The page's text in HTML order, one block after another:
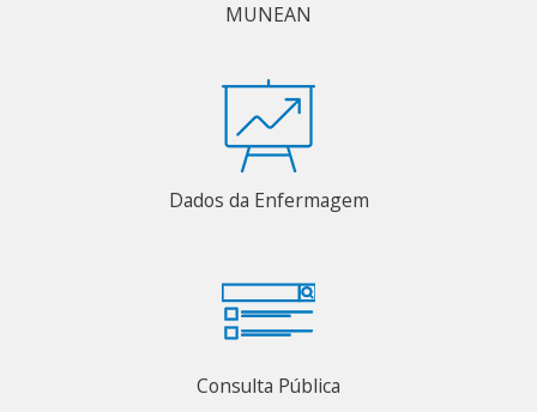
MUNEAN
Dados da Enfermagem
Consulta Pública